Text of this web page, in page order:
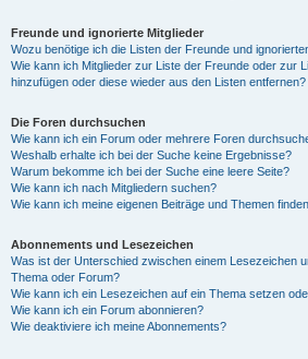
Freunde und ignorierte Mitglieder
Wozu benötige ich die Listen der Freunde und
Wie kann ich Mitglieder zur Liste der Freunde oder zur
hinzufügen oder diese wieder aus den Listen entfernen?
Die Foren durchsuchen
Wie kann ich ein Forum oder mehrere Foren
Weshalb erhalte ich bei der Suche keine Ergebnisse?
Warum bekomme ich bei der Suche eine leere Seite?
Wie kann ich nach Mitgliedern suchen?
Wie kann ich meine eigenen Beiträge und Themen
Abonnements und Lesezeichen
Was ist der Unterschied zwischen einem Lesezeichen
Thema oder Forum?
Wie kann ich ein Lesezeichen auf ein Thema setzen
Wie kann ich ein Forum abonnieren?
Wie deaktiviere ich meine Abonnements?